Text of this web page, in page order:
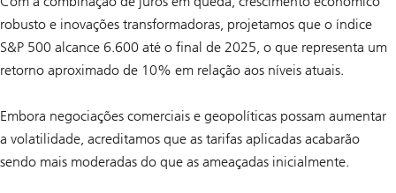
robusto e inovações transformadoras, projetamos que o índice
S&P 500 alcance 6.600 até o final de 2025, o que representa um
retorno aproximado de 10% em relação aos níveis atuais.
Embora negociações comerciais e geopolíticas possam aumentar
a volatilidade, acreditamos que as tarifas aplicadas acabarão
sendo mais moderadas do que as ameaçadas inicialmente.